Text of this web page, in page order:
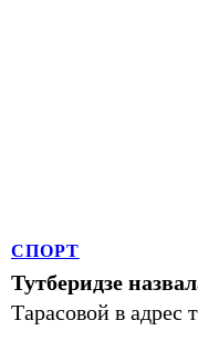
СПОРТ
Тутберидзе
Тарасовой в адрес